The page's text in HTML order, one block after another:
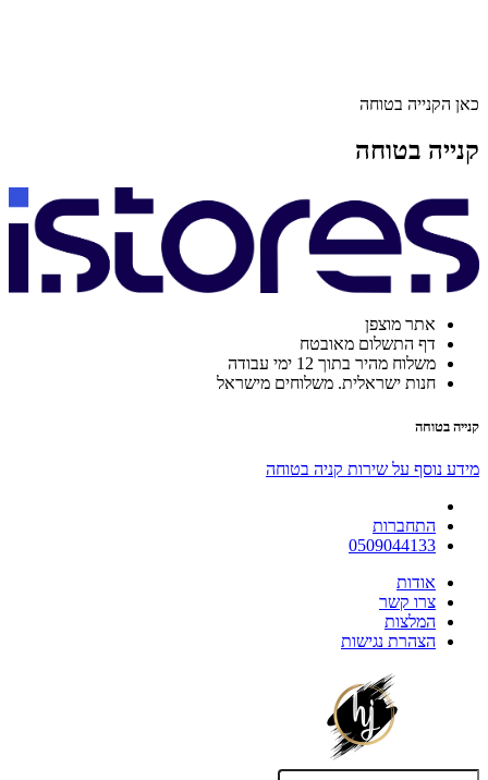
כאן הקנייה בטוחה
קנייה בטוחה
אתר מוצפן
דף התשלום מאובטח
משלוח מהיר בתוך 12 ימי עבודה
חנות ישראלית. משלוחים מישראל
קנייה בטוחה
מידע נוסף על שירות קניה בטוחה
התחברות
0509044133
אודות
צרו קשר
המלצות
הצהרת נגישות